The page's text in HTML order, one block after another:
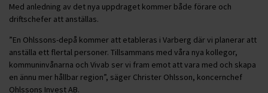
Med anledning av det nya uppdraget kommer både förare och
driftschefer att anställas.
”En Ohlssons-depå kommer att etableras i Varberg där vi planerar att
anställa ett flertal personer. Tillsammans med våra nya kollegor,
kommuninvånarna och Vivab ser vi fram emot att vara med och skapa
en ännu mer hållbar region”, säger Christer Ohlsson, koncernchef
Ohlssons Invest AB.